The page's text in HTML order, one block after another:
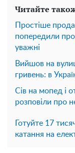
Читайте
Простіше
попередили
уважні
Вийшов на
гривень: в
Сів на мопед і
розповіли про
Готуйте 17
катання на